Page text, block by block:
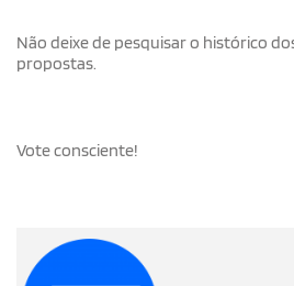
Não deixe de pesquisar o histórico
propostas.
Vote consciente!